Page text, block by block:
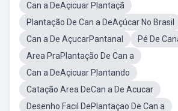
Can a DeAçicuar Plantaçã
Plantação De Can a DeAçúcar No Brasil
Can a De AçucarPantanal
Pé De
Area PraPlantação De Can a
Can a DeAçicuar Plantando
Catação Area DeCan a De Acucar
Desenho Facil DePlantaçao De Can a